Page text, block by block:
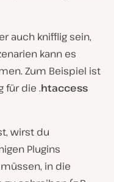
auch knifflig sein,
kann es
Zum Beispiel ist
für die .htaccess
wirst du
Plugins
in die